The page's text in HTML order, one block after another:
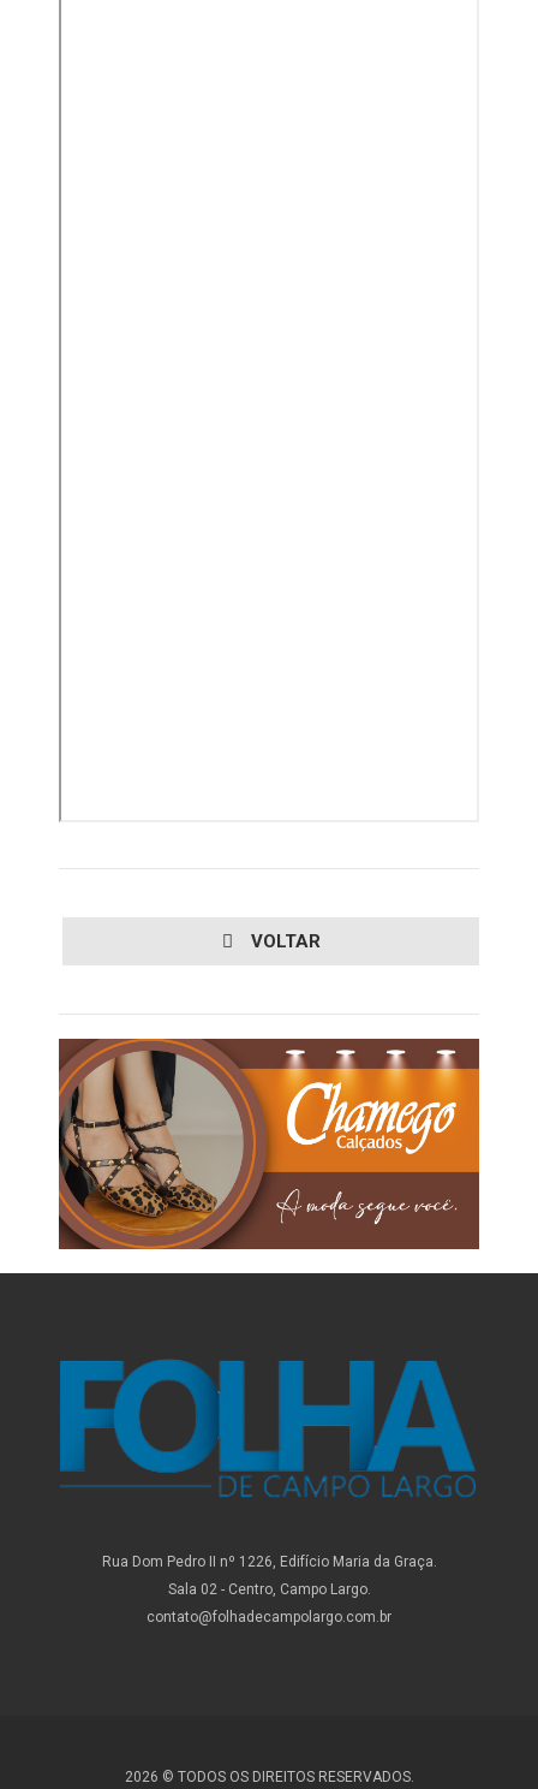
VOLTAR
Rua Dom Pedro II nº 1226, Edifício Maria da Graça.
Sala 02 - Centro, Campo Largo.
contato@folhadecampolargo.com.br
2026 © TODOS OS DIREITOS RESERVADOS.